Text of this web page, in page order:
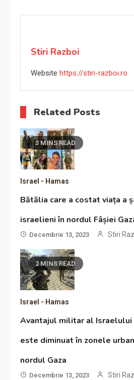
Stiri Razboi
Website https://stiri-razboi.ro
Related Posts
3 MINS READ
Israel - Hamas
Bătălia care a costat viața a
israelieni în nordul Fâșiei
Decembrie 13, 2023 Stiri
2 MINS READ
Israel - Hamas
Avantajul militar al Israelului
este diminuat în zonele
nordul Gaza
Decembrie 13, 2023 Stiri